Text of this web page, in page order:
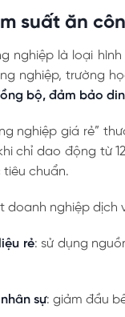
suất ăn
nghiệp là loại
nghiệp, trường
bộ, đảm bảo
nghiệp giá rẻ”
chỉ dao động từ
chuẩn.
doanh nghiệp
rẻ: sử dụng
sự: giảm đầu